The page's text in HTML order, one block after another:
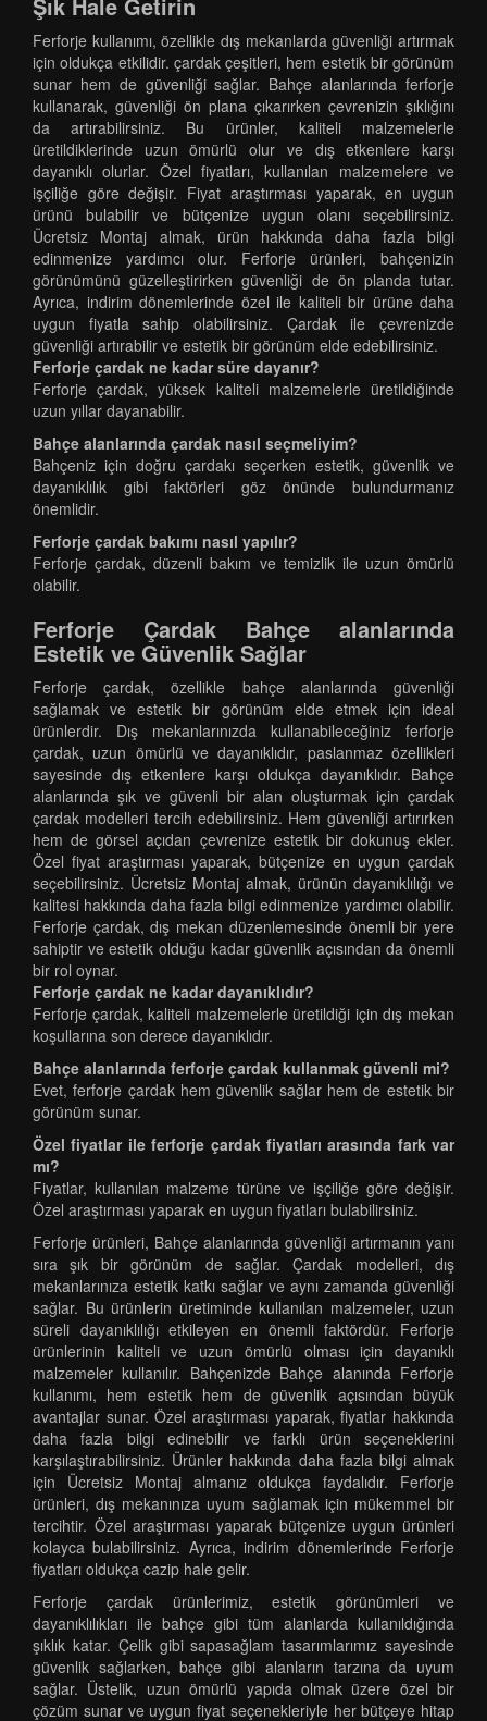
Ferforje kullanımı, özellikle dış mekanlarda güvenliği artırmak
için oldukça etkilidir. çardak çeşitleri, hem estetik bir görünüm
sunar hem de güvenliği sağlar. Bahçe alanlarında ferforje
kullanarak, güvenliği ön plana çıkarırken çevrenizin şıklığını
da artırabilirsiniz. Bu ürünler, kaliteli malzemelerle
üretildiklerinde uzun ömürlü olur ve dış etkenlere karşı
dayanıklı olurlar. Özel fiyatları, kullanılan malzemelere ve
işçiliğe göre değişir. Fiyat araştırması yaparak, en uygun
ürünü bulabilir ve bütçenize uygun olanı seçebilirsiniz.
Ücretsiz Montaj almak, ürün hakkında daha fazla bilgi
edinmenize yardımcı olur. Ferforje ürünleri, bahçenizin
görünümünü güzelleştirirken güvenliği de ön planda tutar.
Ayrıca, indirim dönemlerinde özel ile kaliteli bir ürüne daha
uygun fiyatla sahip olabilirsiniz. Çardak ile çevrenizde
güvenliği artırabilir ve estetik bir görünüm elde edebilirsiniz.
Ferforje çardak ne kadar süre dayanır?
Ferforje çardak, yüksek kaliteli malzemelerle üretildiğinde
uzun yıllar dayanabilir.
Bahçe alanlarında çardak nasıl seçmeliyim?
Bahçeniz için doğru çardakı seçerken estetik, güvenlik ve
dayanıklılık gibi faktörleri göz önünde bulundurmanız
önemlidir.
Ferforje çardak bakımı nasıl yapılır?
Ferforje çardak, düzenli bakım ve temizlik ile uzun ömürlü
olabilir.
Ferforje Çardak Bahçe alanlarında
Estetik ve Güvenlik Sağlar
Ferforje çardak, özellikle bahçe alanlarında güvenliği
sağlamak ve estetik bir görünüm elde etmek için ideal
ürünlerdir. Dış mekanlarınızda kullanabileceğiniz ferforje
çardak, uzun ömürlü ve dayanıklıdır, paslanmaz özellikleri
sayesinde dış etkenlere karşı oldukça dayanıklıdır. Bahçe
alanlarında şık ve güvenli bir alan oluşturmak için çardak
çardak modelleri tercih edebilirsiniz. Hem güvenliği artırırken
hem de görsel açıdan çevrenize estetik bir dokunuş ekler.
Özel fiyat araştırması yaparak, bütçenize en uygun çardak
seçebilirsiniz. Ücretsiz Montaj almak, ürünün dayanıklılığı ve
kalitesi hakkında daha fazla bilgi edinmenize yardımcı olabilir.
Ferforje çardak, dış mekan düzenlemesinde önemli bir yere
sahiptir ve estetik olduğu kadar güvenlik açısından da önemli
bir rol oynar.
Ferforje çardak ne kadar dayanıklıdır?
Ferforje çardak, kaliteli malzemelerle üretildiği için dış mekan
koşullarına son derece dayanıklıdır.
Bahçe alanlarında ferforje çardak kullanmak güvenli mi?
Evet, ferforje çardak hem güvenlik sağlar hem de estetik bir
görünüm sunar.
Özel fiyatlar ile ferforje çardak fiyatları arasında fark var
mı?
Fiyatlar, kullanılan malzeme türüne ve işçiliğe göre değişir.
Özel araştırması yaparak en uygun fiyatları bulabilirsiniz.
Ferforje ürünleri, Bahçe alanlarında güvenliği artırmanın yanı
sıra şık bir görünüm de sağlar. Çardak modelleri, dış
mekanlarınıza estetik katkı sağlar ve aynı zamanda güvenliği
sağlar. Bu ürünlerin üretiminde kullanılan malzemeler, uzun
süreli dayanıklılığı etkileyen en önemli faktördür. Ferforje
ürünlerinin kaliteli ve uzun ömürlü olması için dayanıklı
malzemeler kullanılır. Bahçenizde Bahçe alanında Ferforje
kullanımı, hem estetik hem de güvenlik açısından büyük
avantajlar sunar. Özel araştırması yaparak, fiyatlar hakkında
daha fazla bilgi edinebilir ve farklı ürün seçeneklerini
karşılaştırabilirsiniz. Ürünler hakkında daha fazla bilgi almak
için Ücretsiz Montaj almanız oldukça faydalıdır. Ferforje
ürünleri, dış mekanınıza uyum sağlamak için mükemmel bir
tercihtir. Özel araştırması yaparak bütçenize uygun ürünleri
kolayca bulabilirsiniz. Ayrıca, indirim dönemlerinde Ferforje
fiyatları oldukça cazip hale gelir.
Ferforje çardak ürünlerimiz, estetik görünümleri ve
dayanıklılıkları ile bahçe gibi tüm alanlarda kullanıldığında
şıklık katar. Çelik gibi sapasağlam tasarımlarımız sayesinde
güvenlik sağlarken, bahçe gibi alanların tarzına da uyum
sağlar. Üstelik, uzun ömürlü yapıda olmak üzere özel bir
çözüm sunar ve uygun fiyat seçenekleriyle her bütçeye hitap